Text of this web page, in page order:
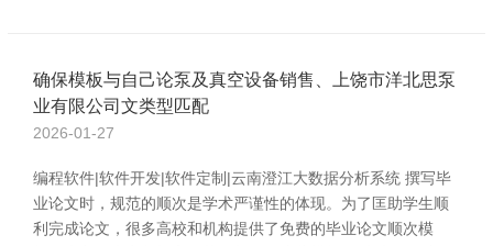
确保模板与自己论泵及真空设备销售、上饶市洋北思泵
业有限公司文类型匹配
2026-01-27
编程软件|软件开发|软件定制|云南澄江大数据分析系统 撰写毕
业论文时，规范的顺次是学术严谨性的体现。为了匡助学生顺
利完成论文，很多高校和机构提供了免费的毕业论文顺次模